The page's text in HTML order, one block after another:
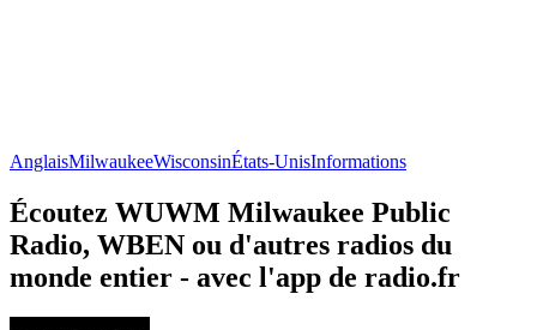
AnglaisMilwaukeeWisconsinÉtats-UnisInformations
Écoutez WUWM Milwaukee Public
Radio, WBEN ou d'autres radios du
monde entier - avec l'app de radio.fr